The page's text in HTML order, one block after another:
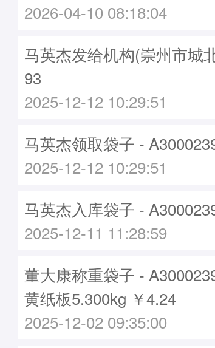
2026-04-10 08:18:04
马英杰发给机构(崇州市城
93
2025-12-12 10:29:51
马英杰领取袋子 -
2025-12-12 10:29:51
马英杰入库袋子 -
2025-12-11 11:28:59
董大康称重袋子 -
黄纸板5.300kg ￥4.24
2025-12-02 09:35:00